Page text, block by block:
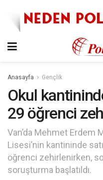
Anasayfa Gençlik
Okul
29 öğrenci
Van’da Mehmet Erdem
Lisesi’nin kantininde
öğrenci zehirlenirken,
soruşturma başlatıldı.